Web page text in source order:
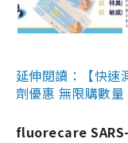
延伸閱讀：【快速
劑優惠 無限購數
fluorecare